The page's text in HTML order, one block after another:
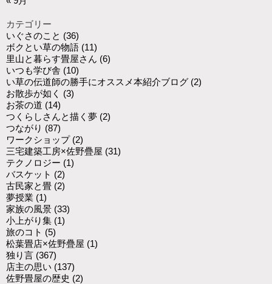
カテゴリー
いぐさのこと (36)
ボクとい草の物語 (11)
里山と暮らす畳屋さん (6)
いつも学び舎 (10)
い草の伝道師の勝手にオススメ本紹介ブログ (2)
お散歩が如く (3)
お茶の道 (14)
つくらしさんと描く夢 (2)
つながり (87)
ワークショップ (2)
三宅建築工房×佐野疊屋 (31)
テクノロジー (1)
バスケット (2)
古民家と畳 (2)
夢授業 (1)
家族の風景 (33)
小上がり集 (1)
旅のコト (5)
松葉畳店×佐野疊屋 (1)
独り言 (367)
店主の思い (137)
佐野畳屋の歴史 (2)